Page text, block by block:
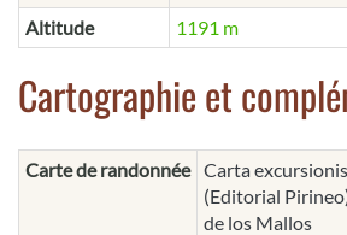
Altitude
1191 m
Cartographie et
Carte de randonnée Carta
(Editorial
de los Mallos